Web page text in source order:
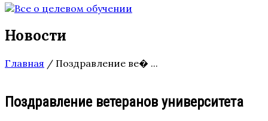
Новости
Главная / Поздравление ве� ...
Поздравление ветеранов университета